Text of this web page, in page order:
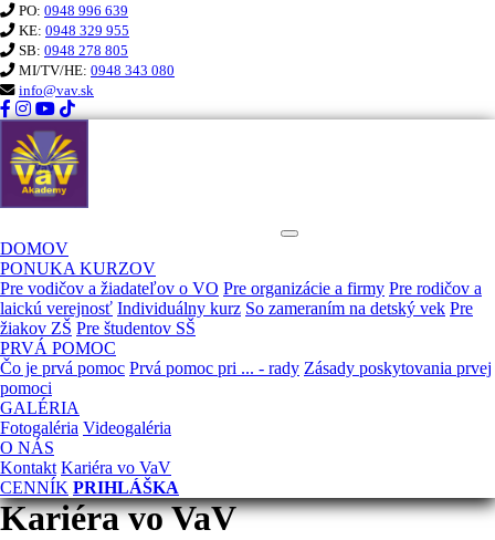
PO: 0948 996 639
KE: 0948 329 955
SB: 0948 278 805
MI/TV/HE: 0948 343 080
info@vav.sk
DOMOV
PONUKA KURZOV
Pre vodičov a žiadateľov o VO Pre organizácie a firmy Pre rodičov a
laickú verejnosť Individuálny kurz So zameraním na detský vek Pre
žiakov ZŠ Pre študentov SŠ
PRVÁ POMOC
Čo je prvá pomoc Prvá pomoc pri ... - rady Zásady poskytovania prvej
pomoci
GALÉRIA
Fotogaléria Videogaléria
O NÁS
Kontakt Kariéra vo VaV
CENNÍK PRIHLÁŠKA
Kariéra vo VaV